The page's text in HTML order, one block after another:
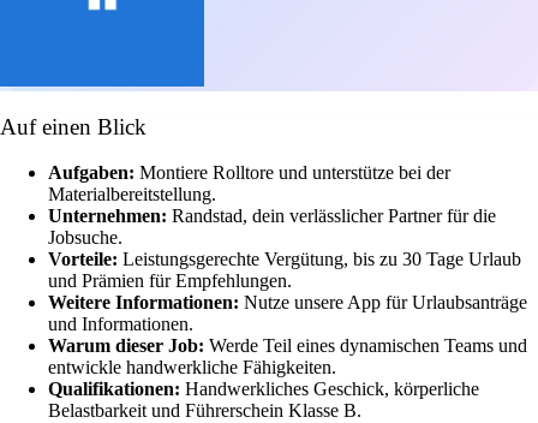
Auf einen Blick
Aufgaben: Montiere Rolltore und unterstütze bei der
Materialbereitstellung.
Unternehmen: Randstad, dein verlässlicher Partner für die
Jobsuche.
Vorteile: Leistungsgerechte Vergütung, bis zu 30 Tage Urlaub
und Prämien für Empfehlungen.
Weitere Informationen: Nutze unsere App für Urlaubsanträge
und Informationen.
Warum dieser Job: Werde Teil eines dynamischen Teams und
entwickle handwerkliche Fähigkeiten.
Qualifikationen: Handwerkliches Geschick, körperliche
Belastbarkeit und Führerschein Klasse B.